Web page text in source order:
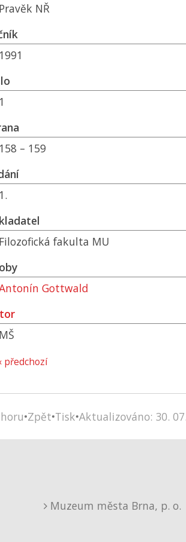
Pravěk NŘ
1991
1
158 – 159
1.
Filozofická fakulta MU
Gottwald
MŠ
předchozí
•Zpět•Tisk•Aktualizováno: 30.
Muzeum města Brna, p. o.